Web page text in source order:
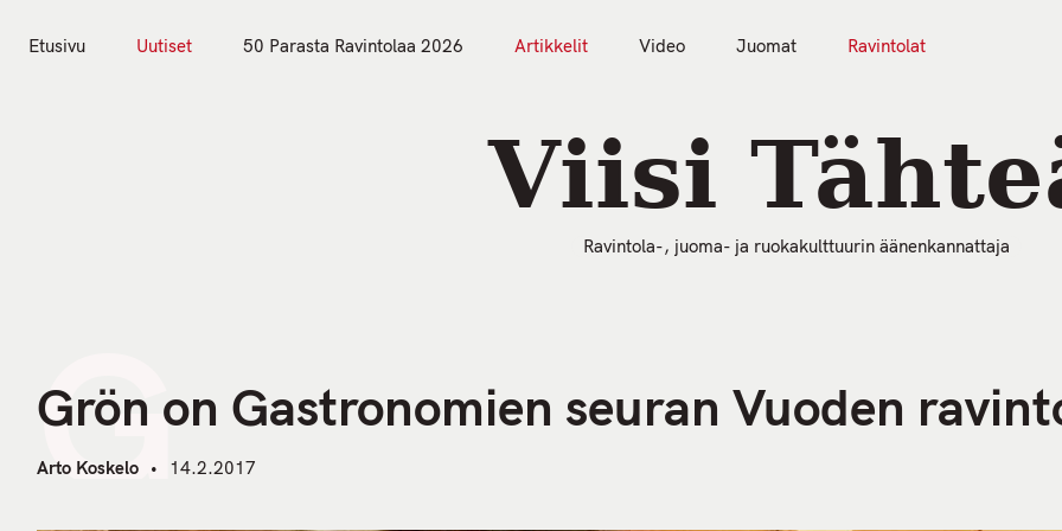
Etusivu Uutiset 50 Parasta Ravintolaa 2026 Artikkelit Video Juomat Ravintolat
Viisi
Ravintola-, juoma- ja ruokakulttuurin äänenkannattaja
G
Grön on Gastronomien seuran Vuoden
Arto Koskelo 14.2.2017